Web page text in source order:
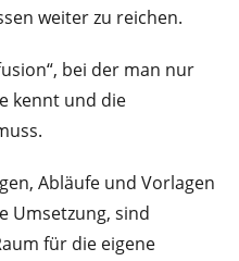
weiter zu reichen.
bei der man nur
kennt und die
Abläufe und Vorlagen
Umsetzung, sind
für die eigene